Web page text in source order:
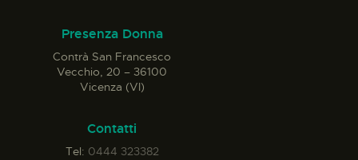
Presenza Donna
Contrà San Francesco
Vecchio, 20 – 36100
Vicenza (VI)
Contatti
Tel: 0444 323382